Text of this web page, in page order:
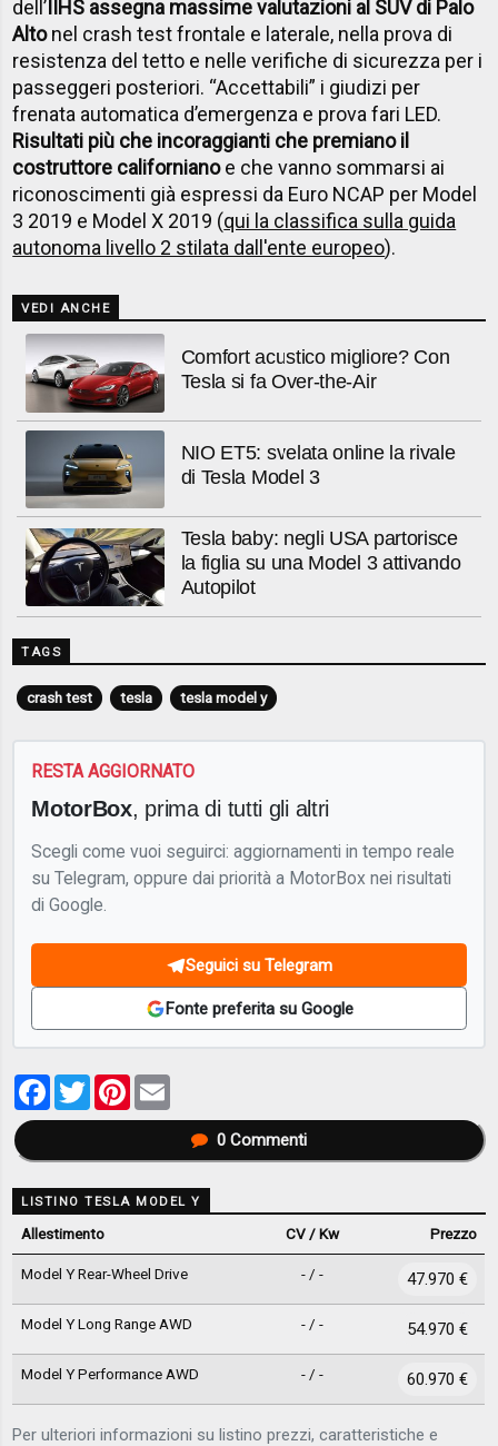
dell’ IIHS assegna massime valutazioni al SUV di Palo
Altonel crash test frontale e laterale, nella prova di
resistenza del tetto e nelle verifiche di sicurezza per i
passeggeri posteriori. “Accettabili” i giudizi per
frenata automatica d’emergenza e prova fari LED.
Risultati più che incoraggianti che premiano il
costruttore californianoe che vanno sommarsi ai
riconoscimenti già espressi da Euro NCAP per Model
3 2019 e Model X 2019 (qui la classifica sulla guida
autonoma livello 2 stilata dall'ente europeo).
VEDI ANCHE
Comfort acustico migliore? Con
Tesla si fa Over-the-Air
NIO ET5: svelata online la rivale
di Tesla Model 3
Tesla baby: negli USA partorisce
la figlia su una Model 3 attivando
Autopilot
TAGS
crash test tesla tesla model y
RESTA AGGIORNATO
MotorBox, prima di tutti gli altri
Scegli come vuoi seguirci: aggiornamenti in tempo reale
su Telegram, oppure dai priorità a MotorBox nei risultati
di Google.
Seguici su Telegram
Fonte preferita su Google
Facebook
TwitterPinterest
0Commenti
LISTINO TESLA MODEL Y
Allestimento CV / Kw Prezzo
Model Y Rear-Wheel Drive - / - 47.970 €
Model Y Long Range AWD - / - 54.970 €
Model Y Performance AWD - / - 60.970 €
Per ulteriori informazioni su listino prezzi, caratteristiche e